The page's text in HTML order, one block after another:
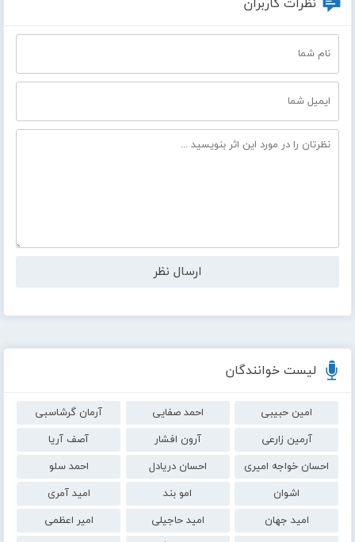
لیست خوانندگان
امین حبیبی احمد صفایی
آرمان گرشاسبی
آرمین زارعی
آرون افشار
آصف آریا
احسان خواجه امیری
احسان دریادل
احمد سلو
اشوان
امو بند
امید آمری
امید جهان
امید حاجیلی
امیر اعظمی
نظرات کاربران